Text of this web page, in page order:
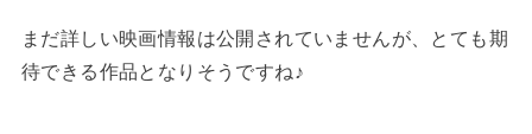
まだ詳しい映画情報は公開されていませんが、とても期
待できる作品となりそうですね♪